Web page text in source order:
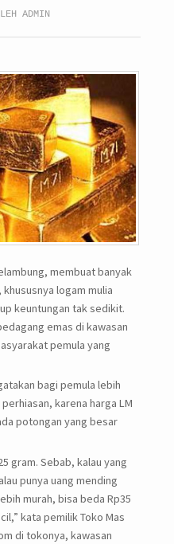
ADMIN
membuat banyak
logam mulia
keuntungan tak sedikit.
emas di kawasan
pemula yang
bagi pemula lebih
karena harga LM
potongan yang besar
gram. Sebab, kalau yang
punya uang mending
murah, bisa beda Rp35
kata pemilik Toko Mas
di tokonya, kawasan